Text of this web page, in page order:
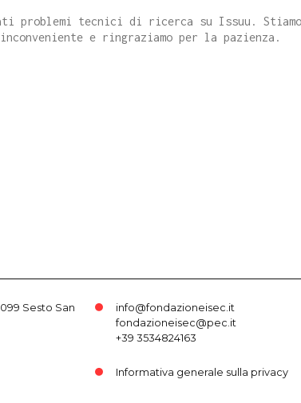
problemi tecnici di ricerca su Issuu.
e ringraziamo per la pazienza.
Sesto San
info@fondazioneisec.it
fondazioneisec@pec.it
+39 3534824163
Informativa generale sulla privacy